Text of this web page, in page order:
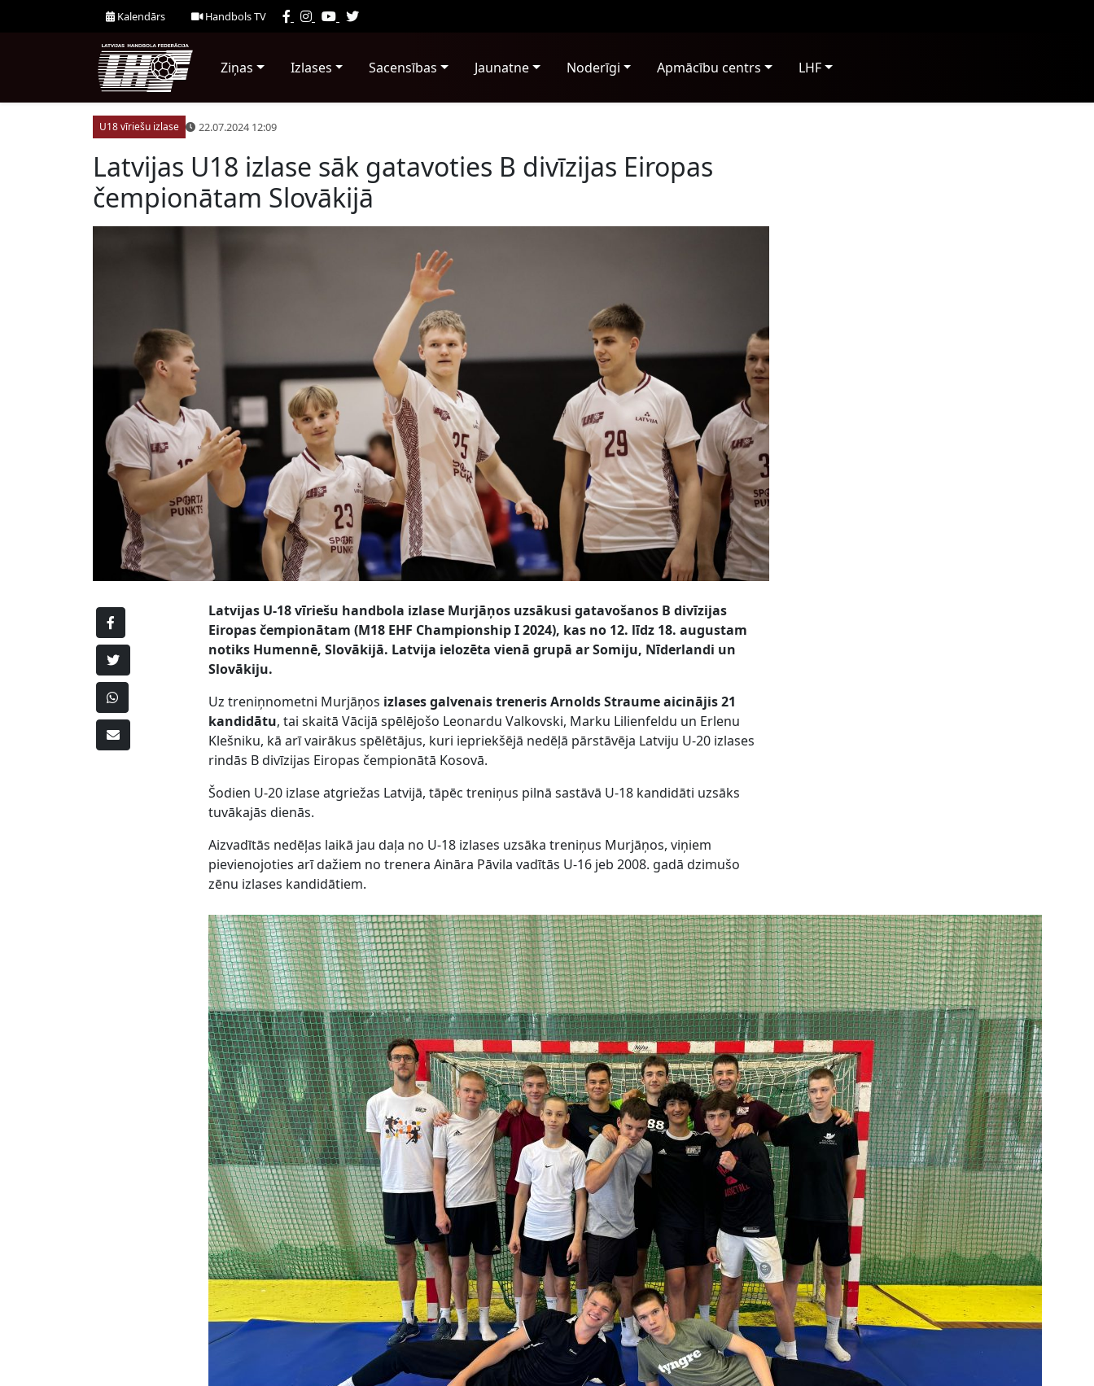
Kalendārs Handbols TV
Ziņas Izlases Sacensības Jaunatne Noderīgi Apmācību centrs LHF
U18 vīriešu izlase 22.07.2024 12:09
Latvijas U18 izlase sāk gatavoties B divīzijas Eiropas
čempionātam Slovākijā
Latvijas U-18 vīriešu handbola izlase Murjāņos uzsākusi gatavošanos B divīzijas
Eiropas čempionātam (M18 EHF Championship I 2024), kas no 12. līdz 18. augustam
notiks Humennē, Slovākijā. Latvija ielozēta vienā grupā ar Somiju, Nīderlandi un
Slovākiju.
Uz treniņnometni Murjāņos izlases galvenais treneris Arnolds Straume aicinājis 21
kandidātu, tai skaitā Vācijā spēlējošo Leonardu Valkovski, Marku Lilienfeldu un Erlenu
Klešniku, kā arī vairākus spēlētājus, kuri iepriekšējā nedēļā pārstāvēja Latviju U-20 izlases
rindās B divīzijas Eiropas čempionātā Kosovā.
Šodien U-20 izlase atgriežas Latvijā, tāpēc treniņus pilnā sastāvā U-18 kandidāti uzsāks
tuvākajās dienās.
Aizvadītās nedēļas laikā jau daļa no U-18 izlases uzsāka treniņus Murjāņos, viņiem
pievienojoties arī dažiem no trenera Aināra Pāvila vadītās U-16 jeb 2008. gadā dzimušo
zēnu izlases kandidātiem.